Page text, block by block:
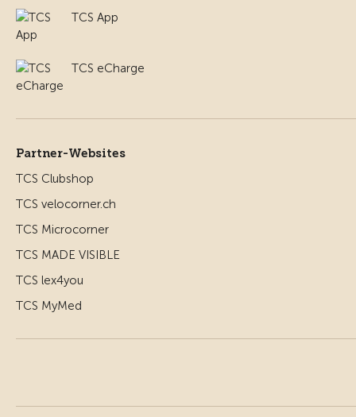
TCS App
TCS eCharge
Partner-Websites
TCS Clubshop
TCS velocorner.ch
TCS Microcorner
TCS MADE VISIBLE
TCS lex4you
TCS MyMed